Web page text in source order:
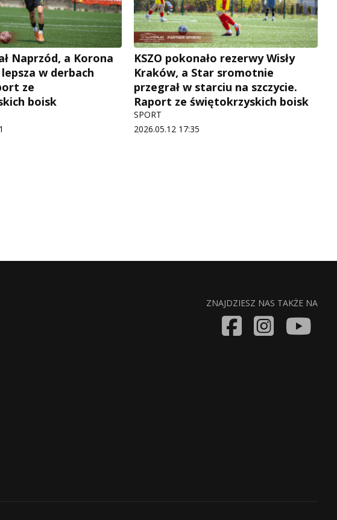
Naprzód, a Korona
w derbach
ze
boisk
KSZO pokonało rezerwy Wisły
Kraków, a Star sromotnie
przegrał w starciu na szczycie.
Raport ze świętokrzyskich boisk
SPORT
2026.05.12 17:35
ZNAJDZIESZ NAS TAKŻE NA